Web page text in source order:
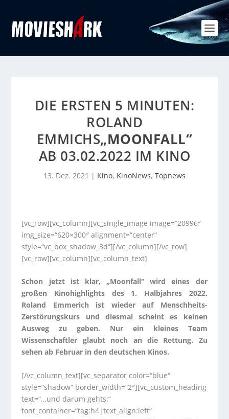
DIE ERSTEN 5 MINUTEN:
ROLAND
EMMICHS„MOONFALL“
AB 03.02.2022 IM KINO
13. Dez. 2021 | Kino, KinoNews, Topnews
[vc_row][vc_column][vc_single_image image=“20996″
img_size=“620×300″ alignment=“center“
style=“vc_box_shadow_3d“][/vc_column][/vc_row]
[vc_row][vc_column][vc_column_text]
Schon jetzt ist klar, „Moonfall“ wird eines der
großen Kinohighlights des 1. Halbjahres 2022.
Roland Emmerich ist wieder auf Menschheits-
Zerstörungskurs und diesmal scheint es keinen
Ausweg zu geben. Nur ein kleines Team
Wissenschaftler glaubt noch an die Rettung. Zu
sehen ab Februar in den deutschen Kinos.
[/vc_column_text][vc_separator color=“blue“
style=“shadow“ border_width=“2″][vc_custom_heading
text=“…und darum gehts:“
font_container=“tag:h4|text_align:left“